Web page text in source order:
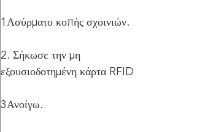
1Ασύρματο κοπής σχοινιών.
2. Σήκωσε την μη
εξουσιοδοτημένη κάρτα RFID
3Ανοίγω.